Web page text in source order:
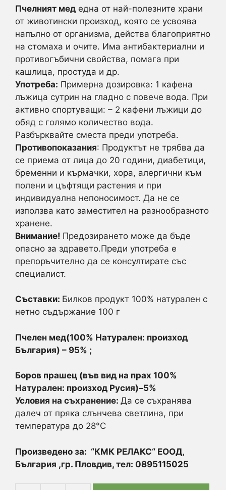
Пчелният мед една от най-полезните храни
от животински произход, която се усвоява
напълно от организма, действа благоприятно
на стомаха и очите. Има антибактериални и
противогъбични свойства, помага при
кашлица, простуда и др.
Употреба: Примерна дозировка: 1 кафена
лъжица сутрин на гладно с повече вода. При
активно спортуващи: – 2 кафени лъжици до
обяд с голямо количество вода.
Разбърквайте сместа преди употреба.
Противопоказания: Продуктът не трябва да
се приема от лица до 20 години, диабетици,
бременни и кърмачки, хора, алергични към
полени и цъфтящи растения и при
индивидуална непоносимост. Да не се
използва като заместител на разнообразното
хранене.
Внимание! Предозирането може да бъде
опасно за здравето.Преди употреба е
препоръчително да се консултирате със
специалист.
Съставки: Билков продукт 100% натурален с
нетно съдържание 100 г
Пчелен мед(100% Натурален: произход
България) – 95% ;
Боров прашец (във вид на прах 100%
Натурален: произход Русия)–5%
Условия на съхранение: Да се съхранява
далеч от пряка слънчева светлина, при
температура до 28°C
Произведено за: “КМК РЕЛАКС“ ЕООД,
България ,гр. Пловдив, тел: 0895115025